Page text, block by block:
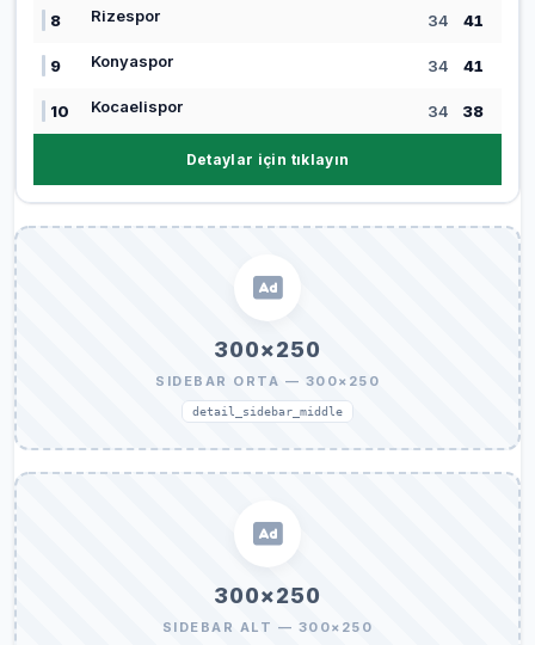
8 Rizespor 34 41
9 Konyaspor 34 41
10 Kocaelispor 34 38
Detaylar için tıklayın
300×250
SIDEBAR ORTA — 300×250
detail_sidebar_middle
300×250
SIDEBAR ALT — 300×250